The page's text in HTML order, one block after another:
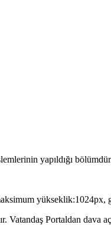
yapıldığı
yükseklik:1024px,
Vatandaş Portaldan